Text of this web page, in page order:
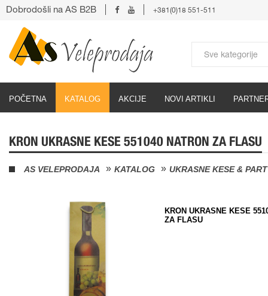
POČETNA KATALOG AKCIJE NOVI ARTIKLI
Dobrodošli na AS B2B +381(0)18 551-511
KRON UKRASNE KESE 551040 NATRON ZA FLASU
AS VELEPRODAJA KATALOG UKRASNE KESE &
KRON UKRASNE KESE
ZA FLASU